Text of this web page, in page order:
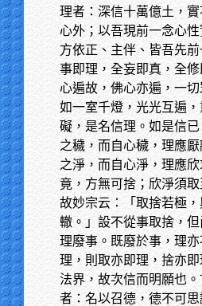
理者：深信十萬億土，
心外；以吾現前一念心
方依正、主伴、皆吾先
事即理，全妄即真，全
心遍故，佛心亦遍，一
如一室千燈，光光互遍
礙，是名信理。如是信
之穢，而自心穢，理應
之淨，而自心淨，理應
竟，方無可捨；欣淨須
故妙宗云：「取捨若極
轍。」設不從事取捨，
理廢事。既廢於事，理
理，則取亦即理，捨亦
法界，故次信而明願也
者：名以召德，德不可